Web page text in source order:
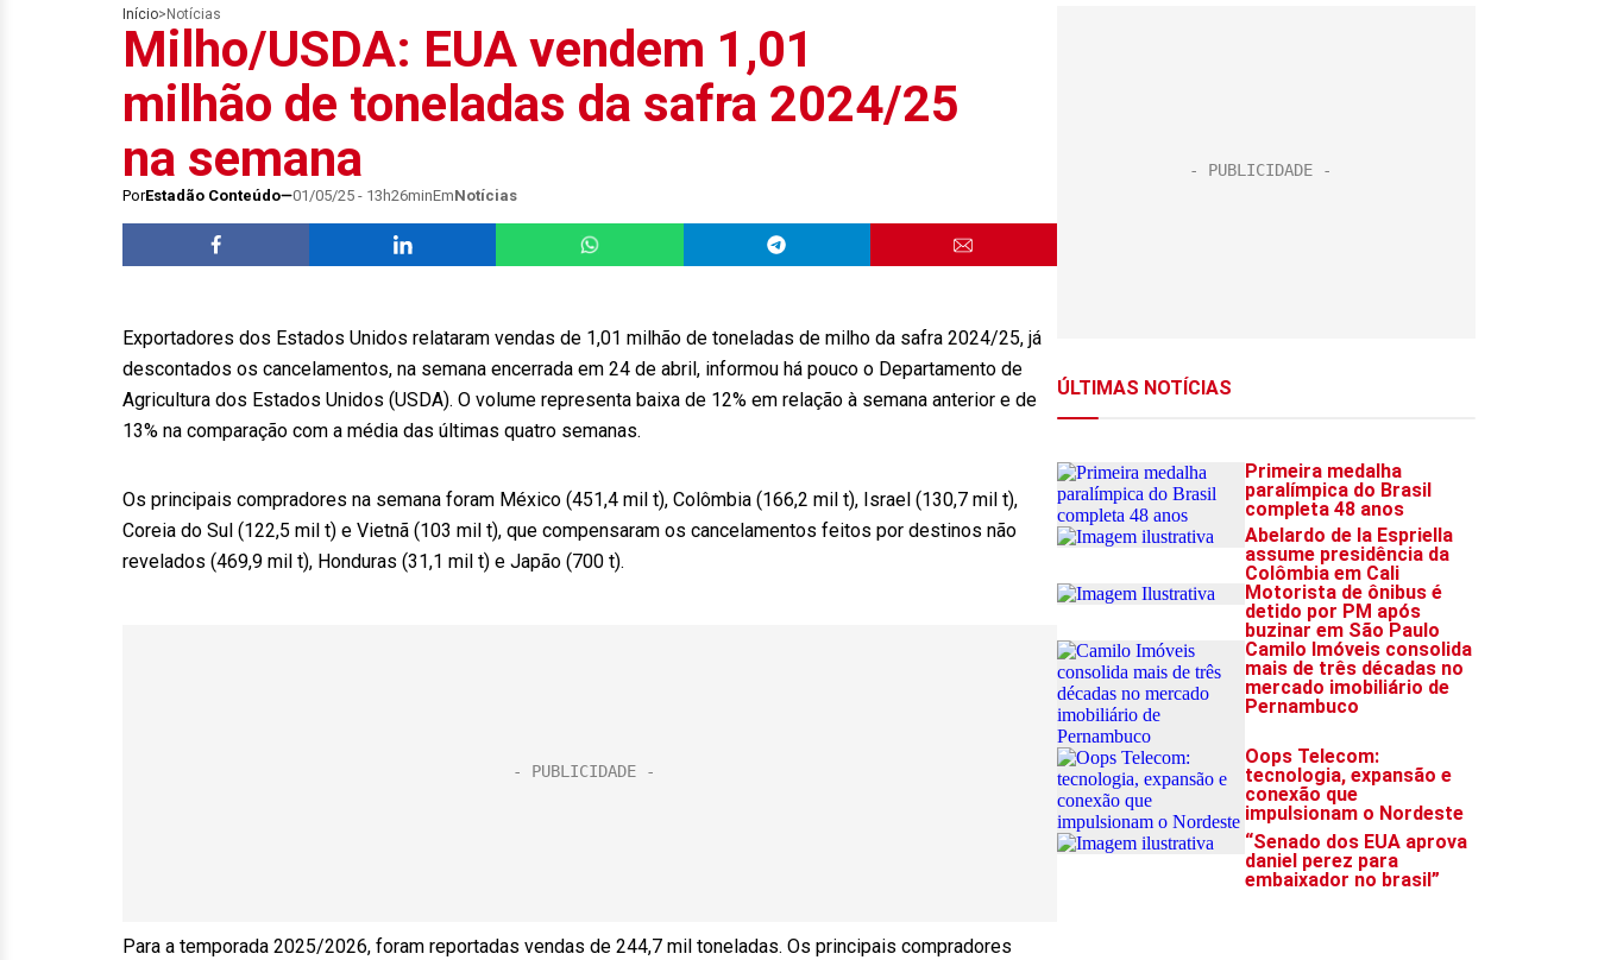
Início> Notícias
Milho/USDA: EUA vendem 1,01
milhão de toneladas da safra 2024/25
na semana
PorEstadão Conteúdo 01/05/25 - 13h26minEmNotícias
Exportadores dos Estados Unidos relataram vendas de 1,01 milhão de toneladas de milho da safra 2024/25, já
descontados os cancelamentos, na semana encerrada em 24 de abril, informou há pouco o Departamento de
Agricultura dos Estados Unidos (USDA). O volume representa baixa de 12% em relação à semana anterior e de
13% na comparação com a média das últimas quatro semanas.
Os principais compradores na semana foram México (451,4 mil t), Colômbia (166,2 mil t), Israel (130,7 mil t),
Coreia do Sul (122,5 mil t) e Vietnã (103 mil t), que compensaram os cancelamentos feitos por destinos não
revelados (469,9 mil t), Honduras (31,1 mil t) e Japão (700 t).
Para a temporada 2025/2026, foram reportadas vendas de 244,7 mil toneladas. Os principais compradores